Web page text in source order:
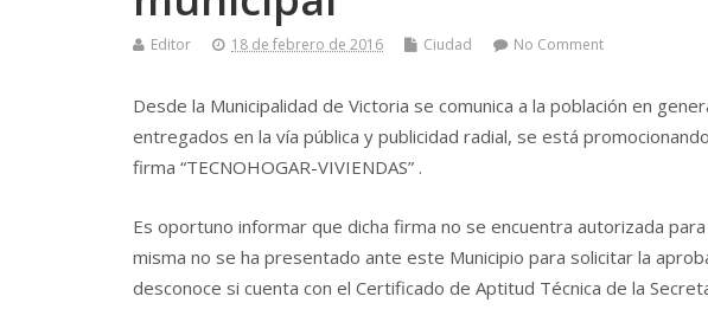
Editor 18 de febrero de 2016 Ciudad No Comment
Desde la Municipalidad de Victoria se comunica a la población en
entregados en la vía pública y publicidad radial, se está
firma “TECNOHOGAR-VIVIENDAS” .
Es oportuno informar que dicha firma no se encuentra autorizada
misma no se ha presentado ante este Municipio para solicitar la
desconoce si cuenta con el Certificado de Aptitud Técnica de la